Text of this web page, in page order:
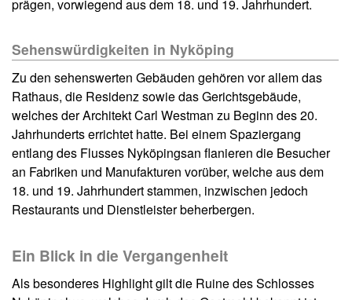
prägen, vorwiegend aus dem 18. und 19. Jahrhundert.
Sehenswürdigkeiten in Nyköping
Zu den sehenswerten Gebäuden gehören vor allem das
Rathaus, die Residenz sowie das Gerichtsgebäude,
welches der Architekt Carl Westman zu Beginn des 20.
Jahrhunderts errichtet hatte. Bei einem Spaziergang
entlang des Flusses Nyköpingsan flanieren die Besucher
an Fabriken und Manufakturen vorüber, welche aus dem
18. und 19. Jahrhundert stammen, inzwischen jedoch
Restaurants und Dienstleister beherbergen.
Ein Blick in die Vergangenheit
Als besonderes Highlight gilt die Ruine des Schlosses